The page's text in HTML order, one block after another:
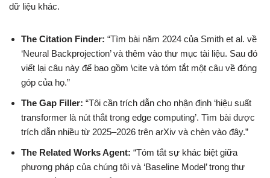
dữ liệu khác.
The Citation Finder: “Tìm bài năm 2024 của Smith et al. về
‘Neural Backprojection’ và thêm vào thư mục tài liệu. Sau đó
viết lại câu này để bao gồm \cite và tóm tắt một câu về đóng
góp của họ.”
The Gap Filler: “Tôi cần trích dẫn cho nhận định ‘hiệu suất
transformer là nút thắt trong edge computing’. Tìm bài được
trích dẫn nhiều từ 2025–2026 trên arXiv và chèn vào đây.”
The Related Works Agent: “Tóm tắt sự khác biệt giữa
phương pháp của chúng tôi và ‘Baseline Model’ trong thư